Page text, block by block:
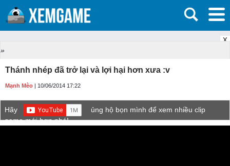
X
»
Thánh nhép đã trở lại và lợi hại hơn xưa :v
Mạnh Mèo | 10/06/2014 17:22
Hãy
ủng hộ bọn mình để xem nhiều clip
game mới hơn nhé!